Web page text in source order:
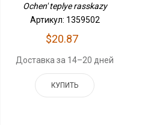
Ochen' teplye rasskazy
Артикул: 1359502
$20.87
Доставка за 14–20 дней
КУПИТЬ